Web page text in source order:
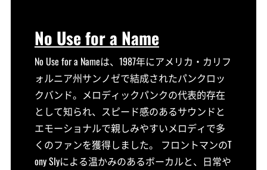
No Use for a Name
No Use for a Nameは、1987年にアメリカ・カリフ
ォルニア州サンノゼで結成されたパンクロッ
クバンド。メロディックパンクの代表的存在
として知られ、スピード感のあるサウンドと
エモーショナルで親しみやすいメロディで多
くのファンを獲得しました。 フロントマンのT
ony Slyによる温かみのあるボーカルと、日常や